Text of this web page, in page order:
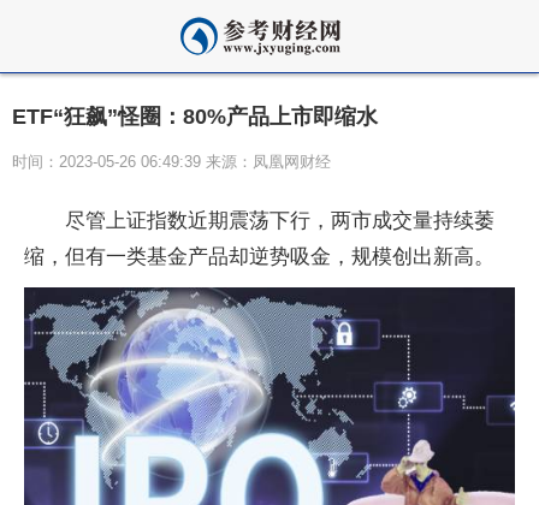
ETF“狂飙”怪圈：80%产品上市即缩水
时间：2023-05-26 06:49:39 来源：凤凰网财经
尽管上证指数近期震荡下行，两市成交量持续萎
缩，但有一类基金产品却逆势吸金，规模创出新高。